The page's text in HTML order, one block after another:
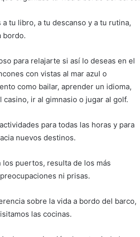
tu libro, a tu descanso y a tu rutina,
bordo.
para relajarte si así lo deseas en el
con vistas al mar azul o
como bailar, aprender un idioma,
ir al gimnasio o jugar al golf.
para todas las horas y para
nuevos destinos.
puertos, resulta de los más
ni prisas.
sobre la vida a bordo del barco,
las cocinas.